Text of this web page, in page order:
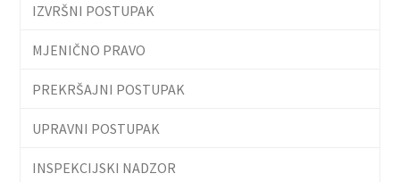
IZVRŠNI POSTUPAK
MJENIČNO PRAVO
PREKRŠAJNI POSTUPAK
UPRAVNI POSTUPAK
INSPEKCIJSKI NADZOR